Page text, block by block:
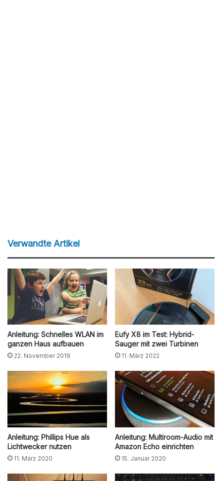
Verwandte Artikel
Anleitung: Schnelles WLAN im
ganzen Haus aufbauen
22. November 2019
Eufy X8 im Test: Hybrid-
Sauger mit zwei Turbinen
11. März 2022
Anleitung: Phillips Hue als
Lichtwecker nutzen
11. März 2020
Anleitung: Multiroom-Audio mit
Amazon Echo einrichten
15. Januar 2020